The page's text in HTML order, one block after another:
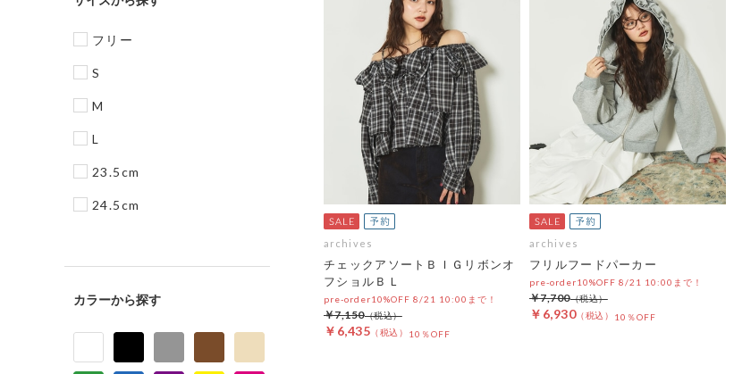
フリー
S
M
L
23.5cm
24.5cm
カラー
archives
チェックアソートＢＩＧリボンオ
フショルＢＬ
pre-order10%OFF 8/21 10:00まで！
￥6,435 10％OFF
￥7,150
archives
フリルフードパーカー
pre-order10%OFF 8/21 10:00まで！
￥6,930 10％OFF
￥7,700